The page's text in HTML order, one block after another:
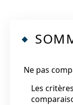
Ne pas
Les